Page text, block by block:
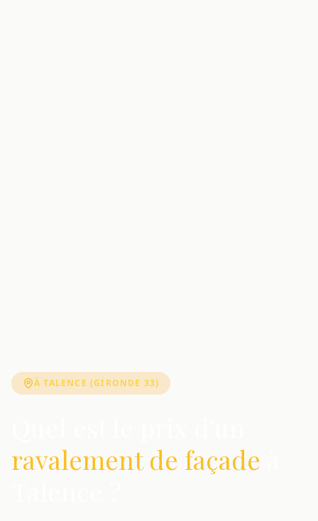
À TALENCE (GIRONDE 33)
ravalement de façade